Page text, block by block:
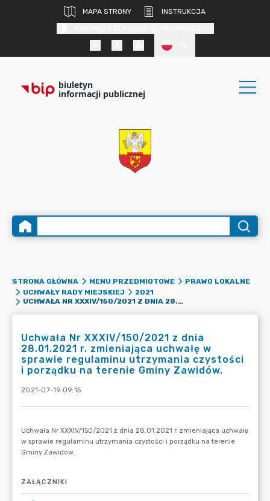
MAPA STRONY
INSTRUKCJA
biuletyn
informacji publicznej
STRONA GŁÓWNA MENU PRZEDMIOTOWE
PRAWO LOKALNE
UCHWAŁY RADY MIEJSKIEJ
2021
UCHWAŁA NR XXXIV/150/2021 Z DNIA 28.01.2021 R. ZMIENIAJĄCA UCHWAŁĘ W SPRAWIE REGULAMINU UTRZYMANIA CZYSTOŚCI I PORZĄDKU NA TERENIE GMINY ZAWIDÓW.
Uchwała Nr XXXIV/150/2021 z dnia
28.01.2021 r. zmieniająca uchwałę w
sprawie regulaminu utrzymania czystości
i porządku na terenie Gminy Zawidów.
2021-07-19 09:15
ZAŁĄCZNIKI